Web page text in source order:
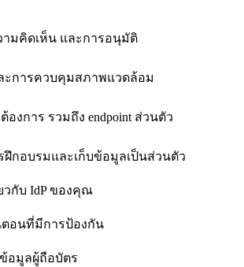
มคิดเห็น และการอนุมัติ
ะการควบคุมสภาพแวดล้อม
งการ รวมถึง endpoint ส่วนตัว
ฝึกอบรมและเก็บข้อมูลเป็นส่วนตัว
วกับ IdP ของคุณ
ตอนที่มีการป้องกัน
อมูลผู้ถือบัตร